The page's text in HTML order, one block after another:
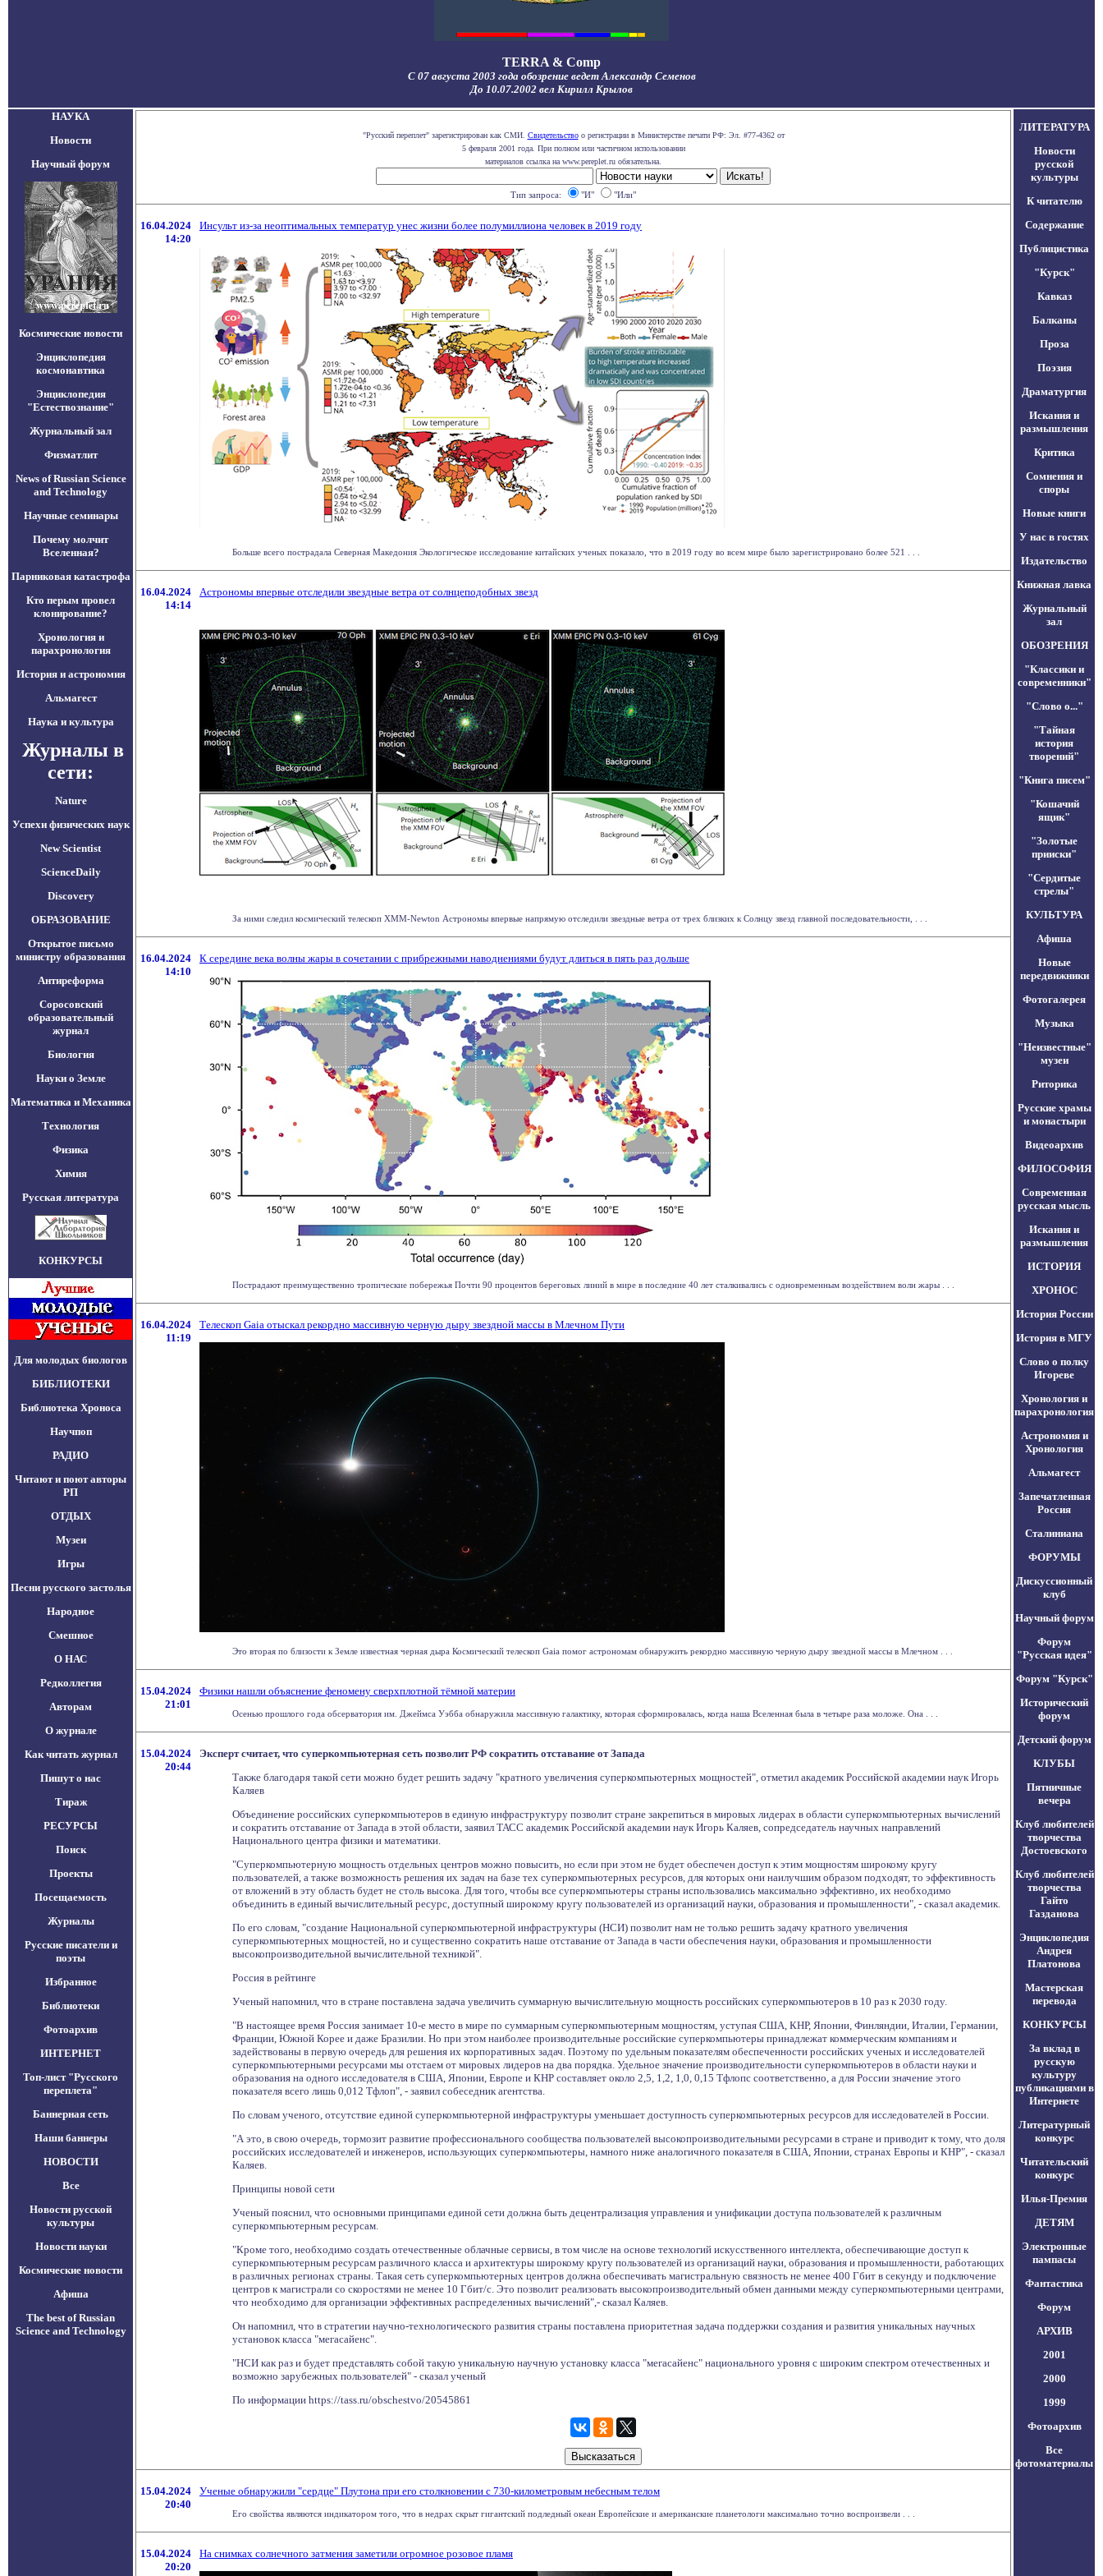
TERRA & Comp
С 07 августа 2003 года обозрение ведет Александр Семенов
До 10.07.2002 вел Кирилл Крылов
НАУКА
Новости
Научный форум
Космические новости
Энциклопедия
космонавтика
Энциклопедия
"Естествознание"
Журнальный зал
Физматлит
News of Russian Science
and Technology
Научные семинары
Почему молчит
Вселенная?
Парниковая катастрофа
Кто перым провел
клонирование?
Хронология и
парахронология
История и астрономия
Альмагест
Наука и культура
Журналы в
сети:
Nature
Успехи физических наук
New Scientist
ScienceDaily
Discovery
ОБРАЗОВАНИЕ
Открытое письмо
министру образования
Антиреформа
Соросовский
образовательный
журнал
Биология
Науки о Земле
Математика и Механика
Технология
Физика
Химия
Русская литература
КОНКУРСЫ
Для молодых биологов
БИБЛИОТЕКИ
Библиотека Хроноса
Научпоп
РАДИО
Читают и поют авторы
РП
ОТДЫХ
Музеи
Игры
Песни русского застолья
Народное
Смешное
О НАС
Редколлегия
Авторам
О журнале
Как читать журнал
Пишут о нас
Тираж
РЕСУРСЫ
Поиск
Проекты
Посещаемость
Журналы
Русские писатели и
поэты
Избранное
Библиотеки
Фотоархив
ИНТЕРНЕТ
Топ-лист "Русского
переплета"
Баннерная сеть
Наши баннеры
НОВОСТИ
Все
Новости русской
культуры
Новости науки
Космические новости
Афиша
The best of Russian
Science and Technology
"Русский переплет" зарегистрирован как СМИ. Свидетельствоо регистрации в Министерстве печати РФ: Эл. #77-4362 от
5 февраля 2001 года. При полном или частичном использовании
материалов ссылка на www.pereplet.ru обязательна.
Тип запроса: "И" "Или"
16.04.2024
14:20
Инсульт из-за неоптимальных температур унес жизни более полумиллиона человек в 2019 году
Больше всего пострадала Северная Македония Экологическое исследование китайских ученых показало, что в 2019 году во всем мире было зарегистрировано более 521 . . .
16.04.2024
14:14
Астрономы впервые отследили звездные ветра от солнцеподобных звезд
За ними следил космический телескоп XMM-Newton Астрономы впервые напрямую отследили звездные ветра от трех близких к Солнцу звезд главной последовательности, . . .
16.04.2024
14:10
К середине века волны жары в сочетании с прибрежными наводнениями будут длиться в пять раз дольше
Пострадают преимущественно тропические побережья Почти 90 процентов береговых линий в мире в последние 40 лет сталкивались с одновременным воздействием волн жары . . .
16.04.2024
11:19
Телескоп Gaia отыскал рекордно массивную черную дыру звездной массы в Млечном Пути
Это вторая по близости к Земле известная черная дыра Космический телескоп Gaia помог астрономам обнаружить рекордно массивную черную дыру звездной массы в Млечном . . .
15.04.2024
21:01
Физики нашли объяснение феномену сверхплотной тёмной материи
Осенью прошлого года обсерватория им. Джеймса Уэбба обнаружила массивную галактику, которая сформировалась, когда наша Вселенная была в четыре раза моложе. Она . . .
15.04.2024
20:44
Эксперт считает, что суперкомпьютерная сеть позволит РФ сократить отставание от Запада
Также благодаря такой сети можно будет решить задачу "кратного увеличения суперкомпьютерных мощностей", отметил академик Российской академии наук Игорь
Каляев
Объединение российских суперкомпьютеров в единую инфраструктуру позволит стране закрепиться в мировых лидерах в области суперкомпьютерных вычислений
и сократить отставание от Запада в этой области, заявил ТАСС академик Российской академии наук Игорь Каляев, сопредседатель научных направлений
Национального центра физики и математики.
"Суперкомпьютерную мощность отдельных центров можно повысить, но если при этом не будет обеспечен доступ к этим мощностям широкому кругу
пользователей, а также возможность решения их задач на базе тех суперкомпьютерных ресурсов, для которых они наилучшим образом подходят, то эффективность
от вложений в эту область будет не столь высока. Для того, чтобы все суперкомпьютеры страны использовались максимально эффективно, их необходимо
объединить в единый вычислительный ресурс, доступный широкому кругу пользователей из организаций науки, образования и промышленности", - сказал академик.
По его словам, "создание Национальной суперкомпьютерной инфраструктуры (НСИ) позволит нам не только решить задачу кратного увеличения
суперкомпьютерных мощностей, но и существенно сократить наше отставание от Запада в части обеспечения науки, образования и промышленности
высокопроизводительной вычислительной техникой".
Россия в рейтинге
Ученый напомнил, что в стране поставлена задача увеличить суммарную вычислительную мощность российских суперкомпьютеров в 10 раз к 2030 году.
"В настоящее время Россия занимает 10-е место в мире по суммарным суперкомпьютерным мощностям, уступая США, КНР, Японии, Финляндии, Италии, Германии,
Франции, Южной Корее и даже Бразилии. Но при этом наиболее производительные российские суперкомпьютеры принадлежат коммерческим компаниям и
задействованы в первую очередь для решения их корпоративных задач. Поэтому по удельным показателям обеспеченности российских ученых и исследователей
суперкомпьютерными ресурсами мы отстаем от мировых лидеров на два порядка. Удельное значение производительности суперкомпьютеров в области науки и
образования на одного исследователя в США, Японии, Европе и КНР составляет около 2,5, 1,2, 1,0, 0,15 Тфлопс соответственно, а для России значение этого
показателя всего лишь 0,012 Тфлоп", - заявил собеседник агентства.
По словам ученого, отсутствие единой суперкомпьютерной инфраструктуры уменьшает доступность суперкомпьютерных ресурсов для исследователей в России.
"А это, в свою очередь, тормозит развитие профессионального сообщества пользователей высокопроизводительными ресурсами в стране и приводит к тому, что доля
российских исследователей и инженеров, использующих суперкомпьютеры, намного ниже аналогичного показателя в США, Японии, странах Европы и КНР", - сказал
Каляев.
Принципы новой сети
Ученый пояснил, что основными принципами единой сети должна быть децентрализация управления и унификации доступа пользователей к различным
суперкомпьютерным ресурсам.
"Кроме того, необходимо создать отечественные облачные сервисы, в том числе на основе технологий искусственного интеллекта, обеспечивающие доступ к
суперкомпьютерным ресурсам различного класса и архитектуры широкому кругу пользователей из организаций науки, образования и промышленности, работающих
в различных регионах страны. Такая сеть суперкомпьютерных центров должна обеспечивать магистральную связность не менее 400 Гбит в секунду и подключение
центров к магистрали со скоростями не менее 10 Гбит/с. Это позволит реализовать высокопроизводительный обмен данными между суперкомпьютерными центрами,
что необходимо для организации эффективных распределенных вычислений",- сказал Каляев.
Он напомнил, что в стратегии научно-технологического развития страны поставлена приоритетная задача поддержки создания и развития уникальных научных
установок класса "мегасайенс".
"НСИ как раз и будет представлять собой такую уникальную научную установку класса "мегасайенс" национального уровня с широким спектром отечественных и
возможно зарубежных пользователей" - сказал ученый
По информации https://tass.ru/obschestvo/20545861
15.04.2024
20:40
Ученые обнаружили "сердце" Плутона при его столкновении с 730-километровым небесным телом
Его свойства являются индикатором того, что в недрах скрыт гигантский подледный океан Европейские и американские планетологи максимально точно воспроизвели . . .
15.04.2024
20:20
На снимках солнечного затмения заметили огромное розовое пламя
ЛИТЕРАТУРА
Новости
русской
культуры
К читателю
Содержание
Публицистика
"Курск"
Кавказ
Балканы
Проза
Поэзия
Драматургия
Искания и
размышления
Критика
Сомнения и
споры
Новые книги
У нас в гостях
Издательство
Книжная лавка
Журнальный
зал
ОБОЗРЕНИЯ
"Классики и
современники"
"Слово о..."
"Тайная
история
творений"
"Книга писем"
"Кошачий
ящик"
"Золотые
прииски"
"Сердитые
стрелы"
КУЛЬТУРА
Афиша
Новые
передвижники
Фотогалерея
Музыка
"Неизвестные"
музеи
Риторика
Русские храмы
и монастыри
Видеоархив
ФИЛОСОФИЯ
Современная
русская мысль
Искания и
размышления
ИСТОРИЯ
ХРОНОС
История России
История в МГУ
Слово о полку
Игореве
Хронология и
парахронология
Астрономия и
Хронология
Альмагест
Запечатленная
Россия
Сталиниана
ФОРУМЫ
Дискуссионный
клуб
Научный форум
Форум
"Русская идея"
Форум "Курск"
Исторический
форум
Детский форум
КЛУБЫ
Пятничные
вечера
Клуб любителей
творчества
Достоевского
Клуб любителей
творчества
Гайто
Газданова
Энциклопедия
Андрея
Платонова
Мастерская
перевода
КОНКУРСЫ
За вклад в
русскую
культуру
публикациями в
Интернете
Литературный
конкурс
Читательский
конкурс
Илья-Премия
ДЕТЯМ
Электронные
пампасы
Фантастика
Форум
АРХИВ
2001
2000
1999
Фотоархив
Все
фотоматериалы